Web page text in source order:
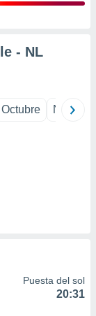
- NL
Octubre
Puesta del sol
20:31